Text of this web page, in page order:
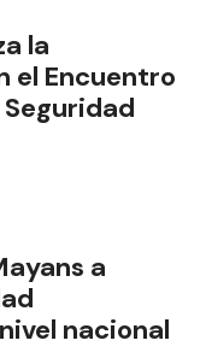
la
el Encuentro
a
nacional